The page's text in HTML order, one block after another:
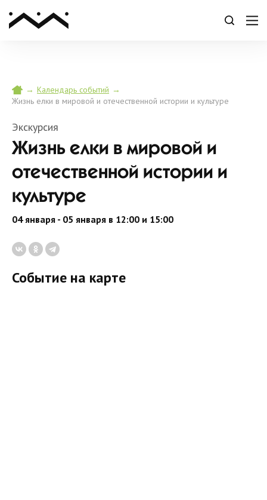
→ Календарь событий →
Жизнь елки в мировой и отечественной истории и культуре
Экскурсия
Жизнь елки в мировой и
отечественной истории и
культуре
04 января - 05 января в 12:00 и 15:00
Событие на карте